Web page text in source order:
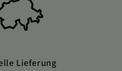
Lieferung